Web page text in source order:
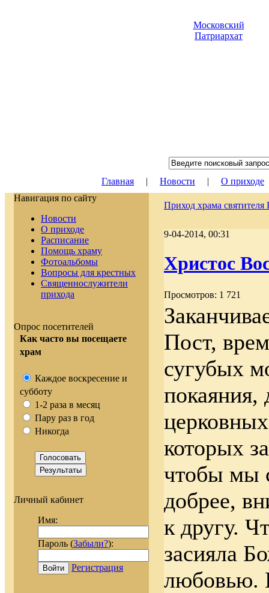
Московский
Патриархат
Главная | Новости | О приходе
Навигация по сайту
Новости
О приходе
Расписание
Помощь храму
Фотоальбомы
Вопросы для крестных
Священнослужители
прихода
Опрос посетителей
Как часто вы посещаете
храм
Каждое воскресение и
субботу
1-2 раза в месяц
Пару раз в год
Никогда
Личный кабинет
Имя:
Пароль (Забыли?):
Войти Регистрация
Приход храма святителя
9-04-2014, 00:31
Христос
Просмотров: 1 721
Пост,
сугубых
покаяния,
которых
чтобы мы
добрее,
к другу.
засияла
любовью.